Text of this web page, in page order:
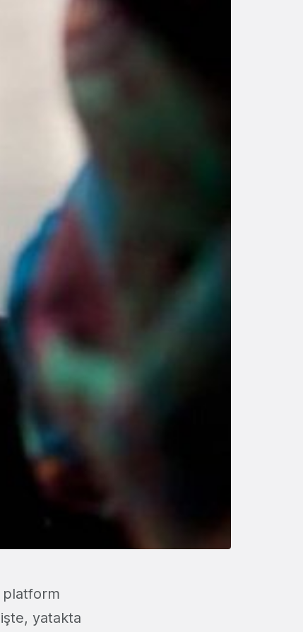
platform
yatakta